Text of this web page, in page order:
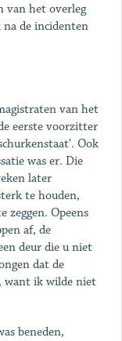
van het overleg
de incidenten
van het
eerste voorzitter
Ook
was er. Die
later
te houden,
zeggen. Opeens
af, de
deur die u niet
dat de
want ik wilde niet
beneden,